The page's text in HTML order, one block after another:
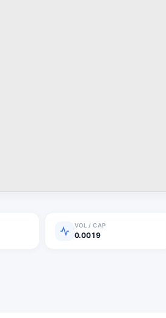
VOL / CAP
0.0019